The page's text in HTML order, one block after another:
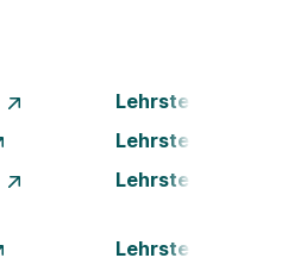
Lehrstellen
Lehrstellen Graz
Lehrstellen
Lehrstellen Linz